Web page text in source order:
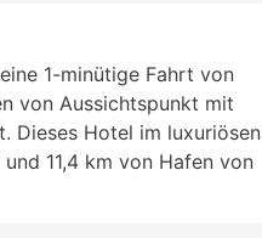
1-minütige Fahrt von
von Aussichtspunkt mit
Dieses Hotel im luxuriösen
11,4 km von Hafen von